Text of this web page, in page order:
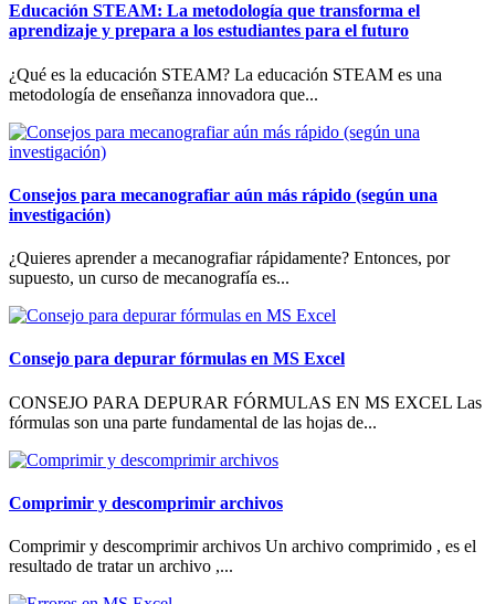
Educación STEAM: La metodología que transforma el
aprendizaje y prepara a los estudiantes para el futuro
¿Qué es la educación STEAM? La educación STEAM es una
metodología de enseñanza innovadora que...
Consejos para mecanografiar aún más rápido (según una
investigación)
¿Quieres aprender a mecanografiar rápidamente? Entonces, por
supuesto, un curso de mecanografía es...
Consejo para depurar fórmulas en MS Excel
CONSEJO PARA DEPURAR FÓRMULAS EN MS EXCEL Las
fórmulas son una parte fundamental de las hojas de...
Comprimir y descomprimir archivos
Comprimir y descomprimir archivos Un archivo comprimido , es el
resultado de tratar un archivo ,...